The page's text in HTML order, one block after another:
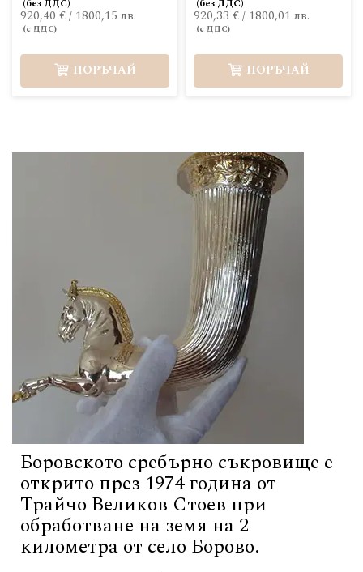
Боровското сребърно съкровище е
открито през 1974 година от
Трайчо Великов Стоев при
обработване на земя на 2
километра от село Борово.
920,40 €/ 1800,15 лв.
ПОРЪЧАЙ
920,33 €/ 1800,01 лв.
ПОРЪЧАЙ